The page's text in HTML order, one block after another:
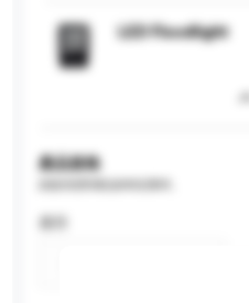
LED Floodlight
產品規格